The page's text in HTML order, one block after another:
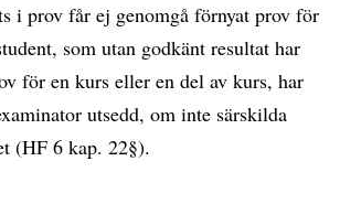
i prov får ej genomgå förnyat prov för
som utan godkänt resultat har
för en kurs eller en del av kurs, har
utsedd, om inte särskilda
(HF 6 kap. 22§).